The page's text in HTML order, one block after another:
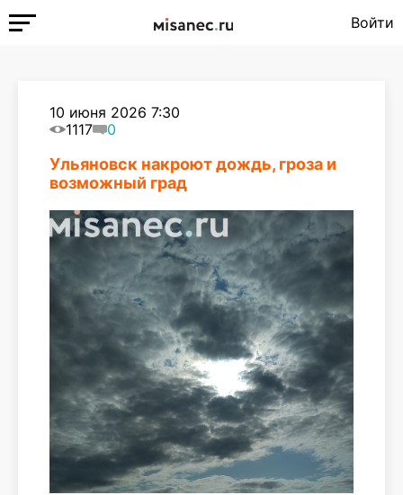
Войти
10 июня 2026 7:30
1117
0
Ульяновск накроют дождь, гроза и
возможный град